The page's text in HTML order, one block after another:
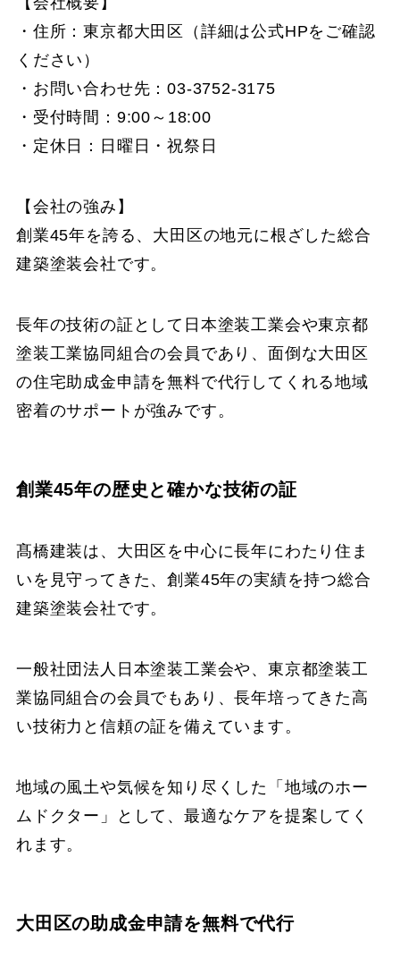
・住所：東京都大田区（詳細は公式HPをご確認
ください）
・お問い合わせ先：03-3752-3175
・受付時間：9:00～18:00
・定休日：日曜日・祝祭日
【会社の強み】
創業45年を誇る、大田区の地元に根ざした総合
建築塗装会社です。
長年の技術の証として日本塗装工業会や東京都
塗装工業協同組合の会員であり、面倒な大田区
の住宅助成金申請を無料で代行してくれる地域
密着のサポートが強みです。
創業45年の歴史と確かな技術の証
髙橋建装は、大田区を中心に長年にわたり住ま
いを見守ってきた、創業45年の実績を持つ総合
建築塗装会社です。
一般社団法人日本塗装工業会や、東京都塗装工
業協同組合の会員でもあり、長年培ってきた高
い技術力と信頼の証を備えています。
地域の風土や気候を知り尽くした「地域のホー
ムドクター」として、最適なケアを提案してく
れます。
大田区の助成金申請を無料で代行